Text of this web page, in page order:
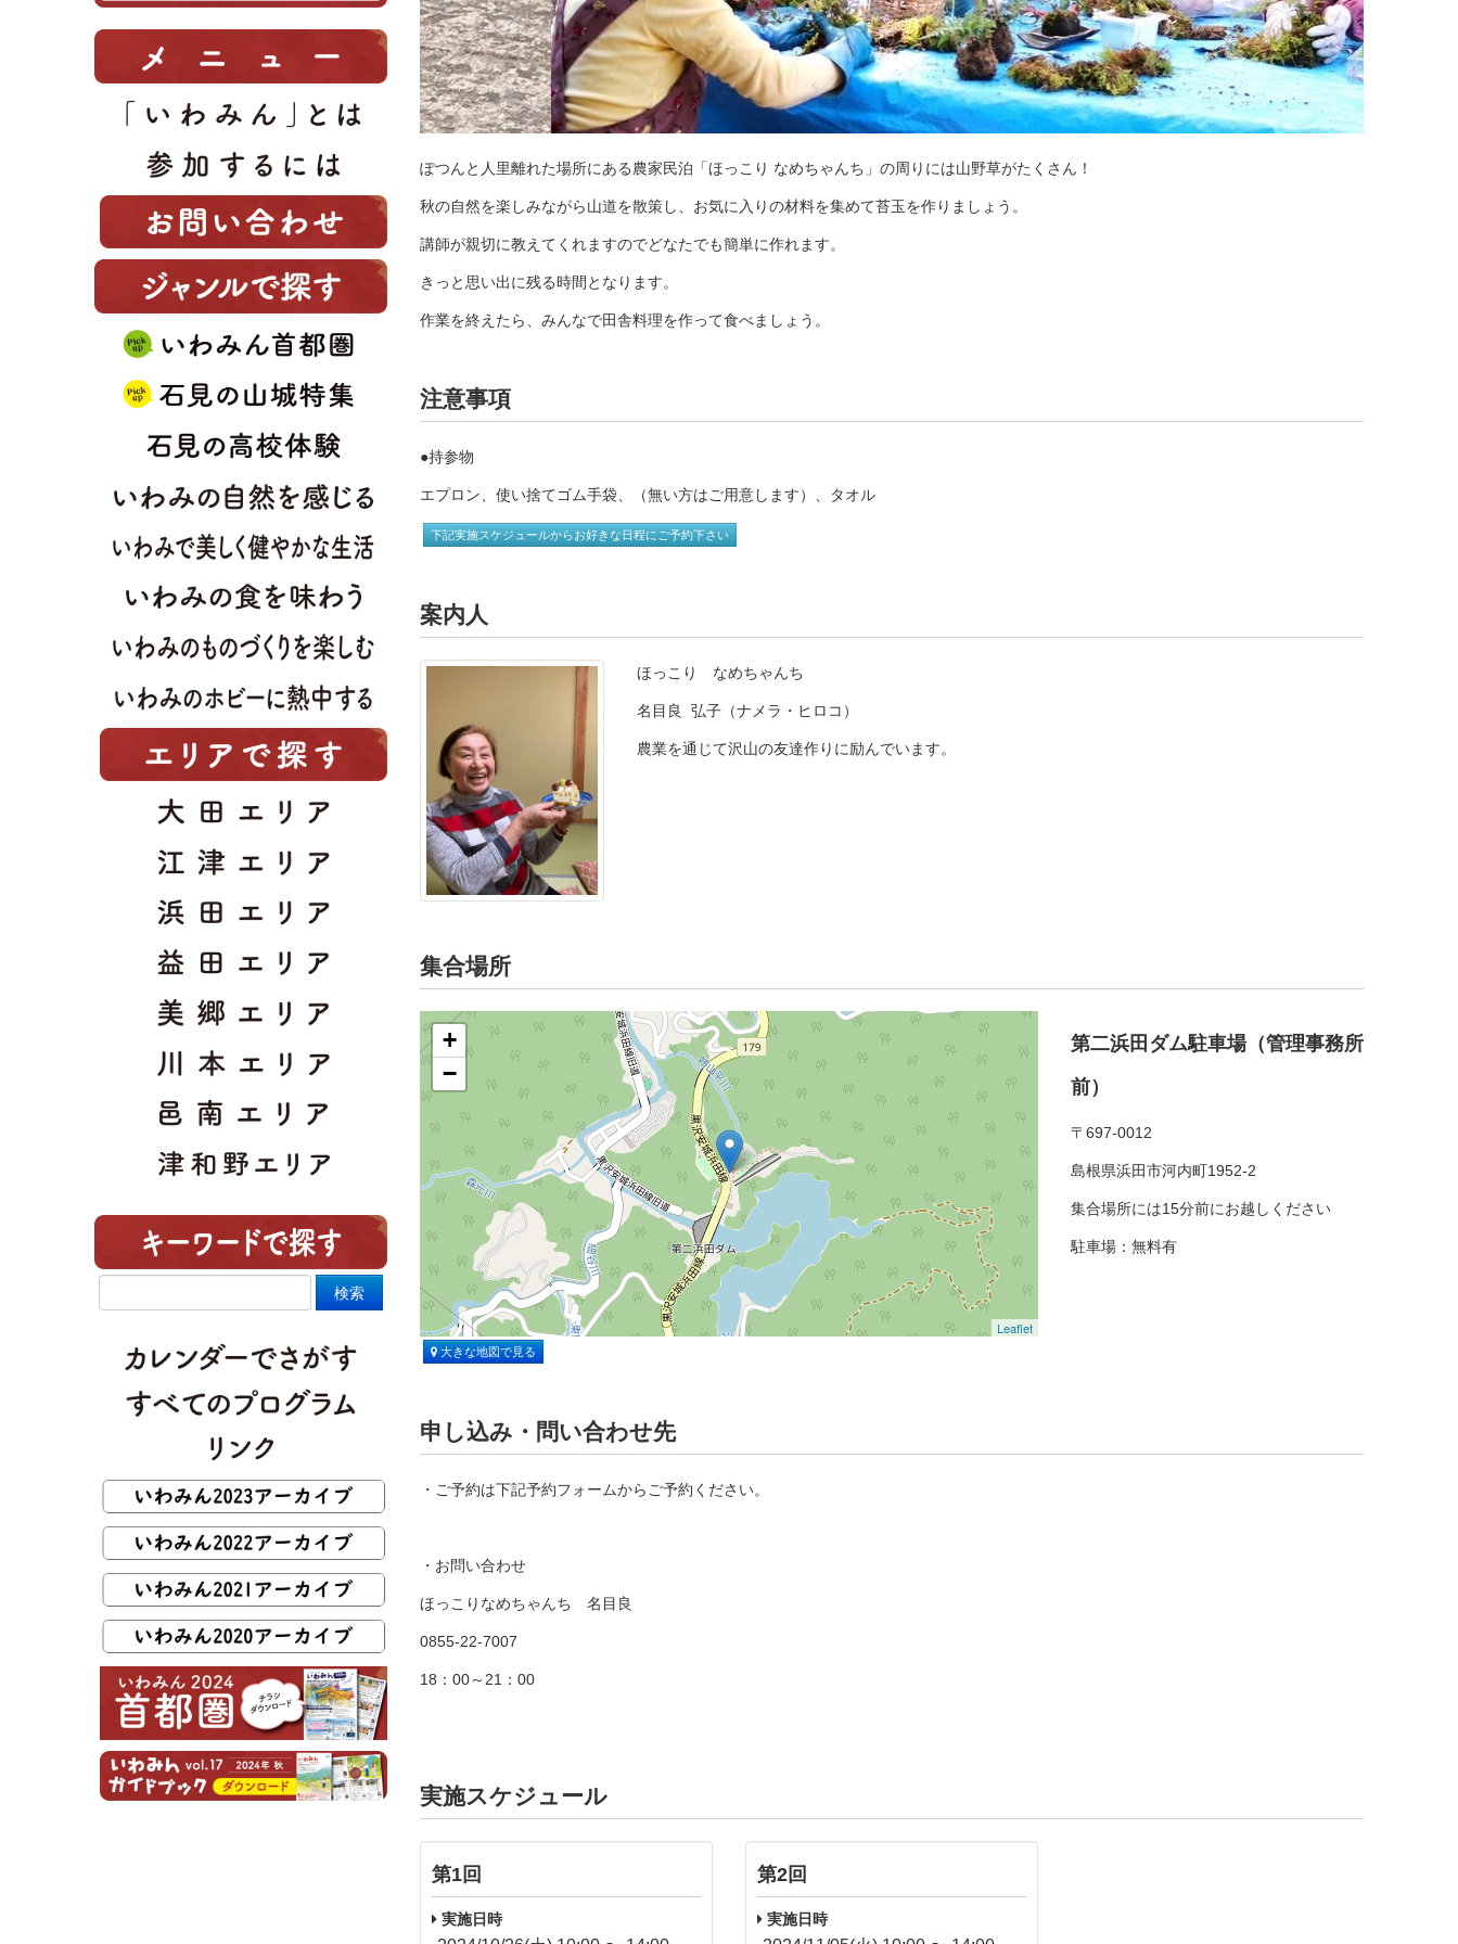
ぽつんと人里離れた場所にある農家民泊「ほっこり なめちゃんち」の周りには山野草がたくさん！
秋の自然を楽しみながら山道を散策し、お気に入りの材料を集めて苔玉を作りましょう。
講師が親切に教えてくれますのでどなたでも簡単に作れます。
きっと思い出に残る時間となります。
作業を終えたら、みんなで田舎料理を作って食べましょう。
注意事項
●持参物
エプロン、使い捨てゴム手袋、（無い方はご用意します）、タオル
下記実施スケジュールからお好きな日程にご予約下さい
案内人
ほっこり なめちゃんち
名目良 弘子（ナメラ・ヒロコ）
農業を通じて沢山の友達作りに励んでいます。
集合場所
+
−
Leaflet
大きな地図で見る
第二浜田ダム駐車場（管理事務所
前）
〒697-0012
島根県浜田市河内町1952-2
集合場所には15分前にお越しください
駐車場：無料有
申し込み・問い合わせ先
・ご予約は下記予約フォームからご予約ください。
・お問い合わせ
ほっこりなめちゃんち 名目良
0855-22-7007
18：00～21：00
実施スケジュール
第1回
実施日時
第2回
実施日時